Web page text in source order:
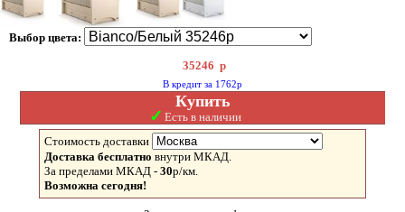
Выбор цвета:
35246 р
В кредит за 1762р
Купить
✓ Есть в наличии
Стоимость доставки
Доставка бесплатно внутри МКАД.
За пределами МКАД - 30р/км.
Возможна сегодня!